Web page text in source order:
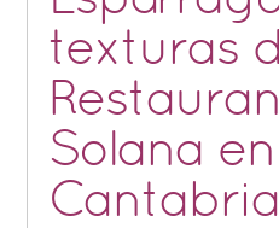
texturas
Solana en
Cantabria